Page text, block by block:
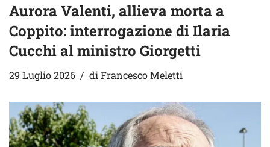
Aurora Valenti, allieva morta a
Coppito: interrogazione di Ilaria
Cucchi al ministro Giorgetti
29 Luglio 2026 diFrancesco Meletti